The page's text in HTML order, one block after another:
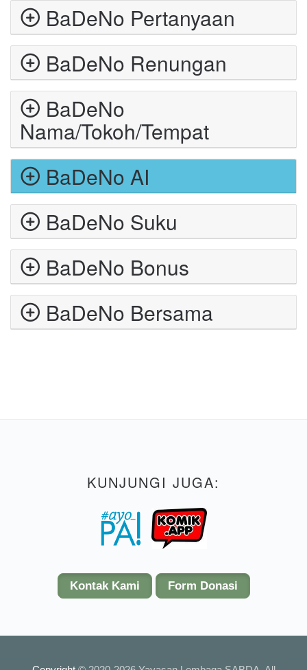
BaDeNo Pertanyaan
BaDeNo Renungan
BaDeNo
Nama/Tokoh/Tempat
BaDeNo AI
BaDeNo Suku
BaDeNo Bonus
BaDeNo Bersama
KUNJUNGI JUGA:
Kontak Kami Form Donasi